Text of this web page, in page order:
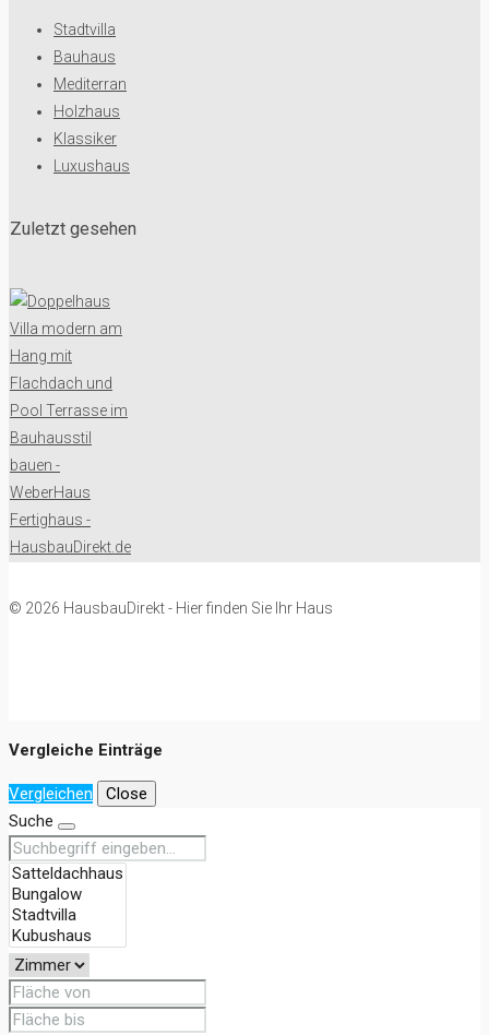
Stadtvilla
Bauhaus
Mediterran
Holzhaus
Klassiker
Luxushaus
Zuletzt gesehen
© 2026 HausbauDirekt - Hier finden Sie Ihr Haus
Vergleiche Einträge
Vergleichen
Close
Suche